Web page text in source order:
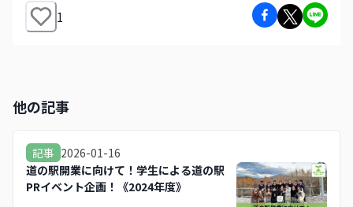
1
他の記事
記事 2026-01-16
道の駅開業に向けて！学生による道の駅
PRイベント企画！《2024年度》